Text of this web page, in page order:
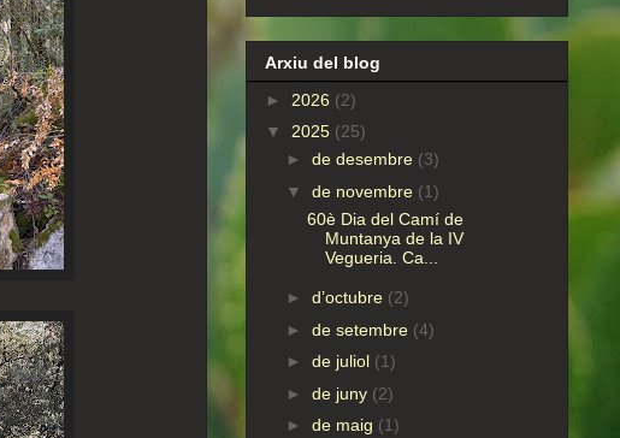
Arxiu del blog
► 2026 (2)
▼ 2025 (25)
► de desembre (3)
▼ de novembre (1)
60è Dia del Camí de
Muntanya de la IV
Vegueria. Ca...
► d’octubre (2)
► de setembre (4)
► de juliol (1)
► de juny (2)
► de maig (1)